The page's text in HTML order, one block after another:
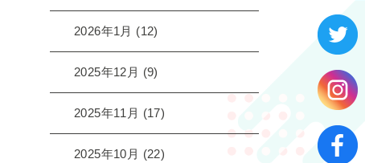
2026年1月 (12)
2025年12月 (9)
2025年11月 (17)
2025年10月 (22)